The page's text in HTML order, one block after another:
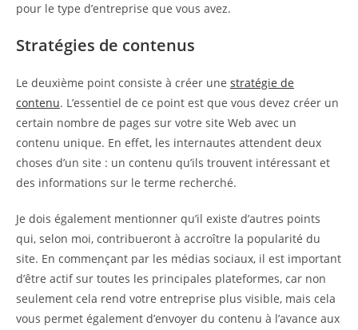
pour le type d’entreprise que vous avez.
Stratégies de contenus
Le deuxième point consiste à créer une stratégie de
contenu. L’essentiel de ce point est que vous devez créer un
certain nombre de pages sur votre site Web avec un
contenu unique. En effet, les internautes attendent deux
choses d’un site : un contenu qu’ils trouvent intéressant et
des informations sur le terme recherché.
Je dois également mentionner qu’il existe d’autres points
qui, selon moi, contribueront à accroître la popularité du
site. En commençant par les médias sociaux, il est important
d’être actif sur toutes les principales plateformes, car non
seulement cela rend votre entreprise plus visible, mais cela
vous permet également d’envoyer du contenu à l’avance aux